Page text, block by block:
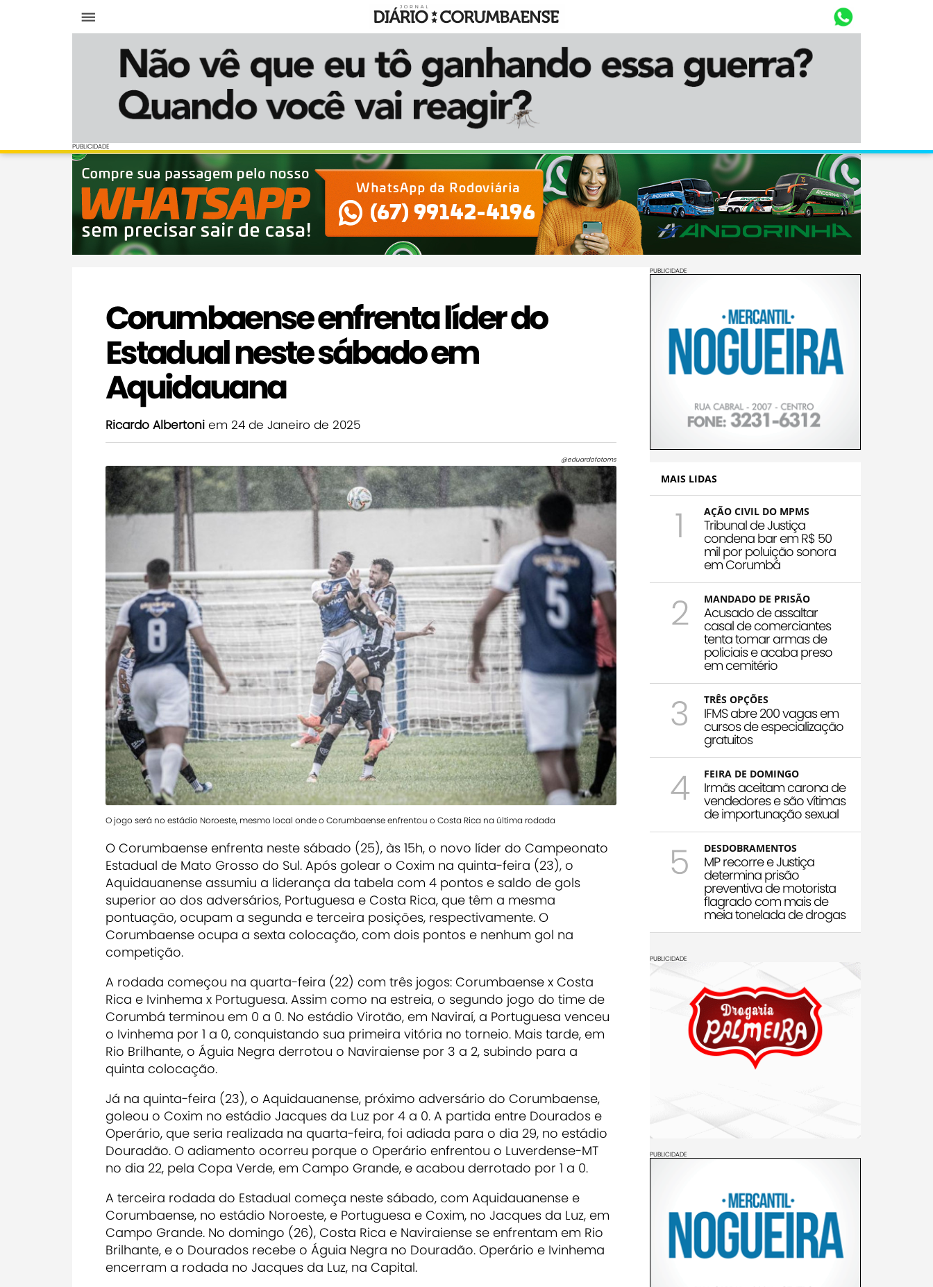
Diário Corumbaense
PUBLICIDADE
PUBLICIDADE
Corumbaense enfrenta líder do
Estadual neste sábado em
Aquidauana
Ricardo Albertoni em 24 de Janeiro de 2025
@eduardofotoms
O jogo será no estádio Noroeste, mesmo local onde o Corumbaense enfrentou o Costa Rica na última rodada
O Corumbaense enfrenta neste sábado (25), às 15h, o novo líder do Campeonato
Estadual de Mato Grosso do Sul. Após golear o Coxim na quinta-feira (23), o
Aquidauanense assumiu a liderança da tabela com 4 pontos e saldo de gols
superior ao dos adversários, Portuguesa e Costa Rica, que têm a mesma
pontuação, ocupam a segunda e terceira posições, respectivamente. O
Corumbaense ocupa a sexta colocação, com dois pontos e nenhum gol na
competição.
A rodada começou na quarta-feira (22) com três jogos: Corumbaense x Costa
Rica e Ivinhema x Portuguesa. Assim como na estreia, o segundo jogo do time de
Corumbá terminou em 0 a 0. No estádio Virotão, em Naviraí, a Portuguesa venceu
o Ivinhema por 1 a 0, conquistando sua primeira vitória no torneio. Mais tarde, em
Rio Brilhante, o Águia Negra derrotou o Naviraiense por 3 a 2, subindo para a
quinta colocação.
Já na quinta-feira (23), o Aquidauanense, próximo adversário do Corumbaense,
goleou o Coxim no estádio Jacques da Luz por 4 a 0. A partida entre Dourados e
Operário, que seria realizada na quarta-feira, foi adiada para o dia 29, no estádio
Douradão. O adiamento ocorreu porque o Operário enfrentou o Luverdense-MT
no dia 22, pela Copa Verde, em Campo Grande, e acabou derrotado por 1 a 0.
A terceira rodada do Estadual começa neste sábado, com Aquidauanense e
Corumbaense, no estádio Noroeste, e Portuguesa e Coxim, no Jacques da Luz, em
Campo Grande. No domingo (26), Costa Rica e Naviraiense se enfrentam em Rio
Brilhante, e o Dourados recebe o Águia Negra no Douradão. Operário e Ivinhema
encerram a rodada no Jacques da Luz, na Capital.
PUBLICIDADE
MAIS LIDAS
1 AÇÃO CIVIL DO MPMS
Tribunal de Justiça
condena bar em R$ 50
mil por poluição sonora
em Corumbá
2 MANDADO DE PRISÃO
Acusado de assaltar
casal de comerciantes
tenta tomar armas de
policiais e acaba preso
em cemitério
3 TRÊS OPÇÕES
IFMS abre 200 vagas em
cursos de especialização
gratuitos
4 FEIRA DE DOMINGO
Irmãs aceitam carona de
vendedores e são vítimas
de importunação sexual
5 DESDOBRAMENTOS
MP recorre e Justiça
determina prisão
preventiva de motorista
flagrado com mais de
meia tonelada de drogas
PUBLICIDADE
PUBLICIDADE